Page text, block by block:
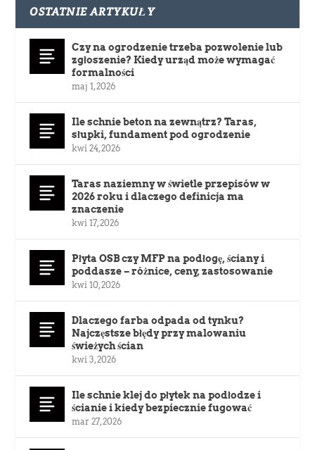
OSTATNIE ARTYKUŁY
Czy na ogrodzenie trzeba pozwolenie lub
zgłoszenie? Kiedy urząd może wymagać
formalności
maj 1, 2026
Ile schnie beton na zewnątrz? Taras,
słupki, fundament pod ogrodzenie
kwi 24, 2026
Taras naziemny w świetle przepisów w
2026 roku i dlaczego definicja ma
znaczenie
kwi 17, 2026
Płyta OSB czy MFP na podłogę, ściany i
poddasze – różnice, ceny, zastosowanie
kwi 10, 2026
Dlaczego farba odpada od tynku?
Najczęstsze błędy przy malowaniu
świeżych ścian
kwi 3, 2026
Ile schnie klej do płytek na podłodze i
ścianie i kiedy bezpiecznie fugować
mar 27, 2026